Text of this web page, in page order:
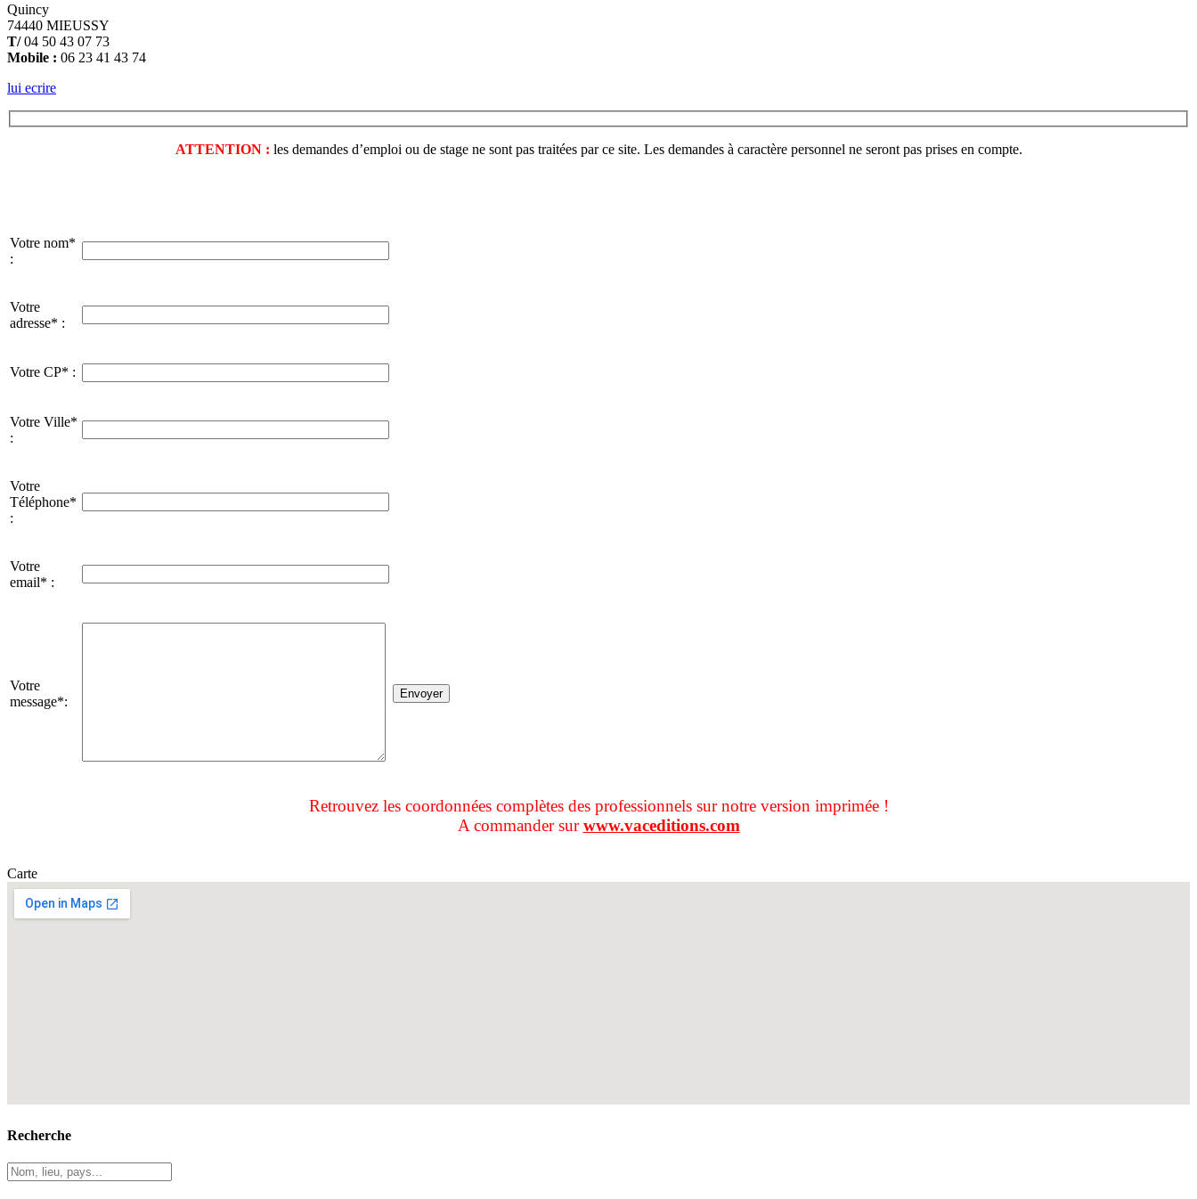
Quincy
74440 MIEUSSY
T/04 50 43 07 73
Mobile : 06 23 41 43 74
lui ecrire
ATTENTION : les demandes d’emploi ou de stage ne sont pas traitées par ce site. Les demandes à caractère personnel ne seront pas prises en compte.
Votre nom*
:
Votre
adresse* :
Votre CP* :
Votre Ville*
:
Votre
Téléphone*
:
Votre
email* :
Votre
message*:
Retrouvez les coordonnées complètes des professionnels sur notre version imprimée !
A commander surwww.vaceditions.com
Carte
Recherche